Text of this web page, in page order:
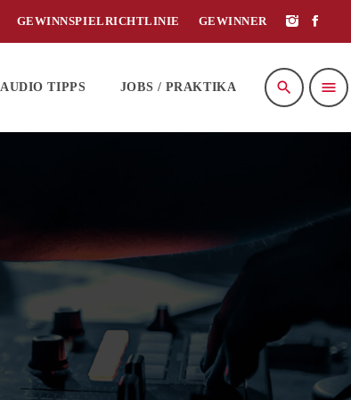
GEWINNSPIELRICHTLINIE GEWINNER
AUDIO TIPPS JOBS / PRAKTIKA search menu